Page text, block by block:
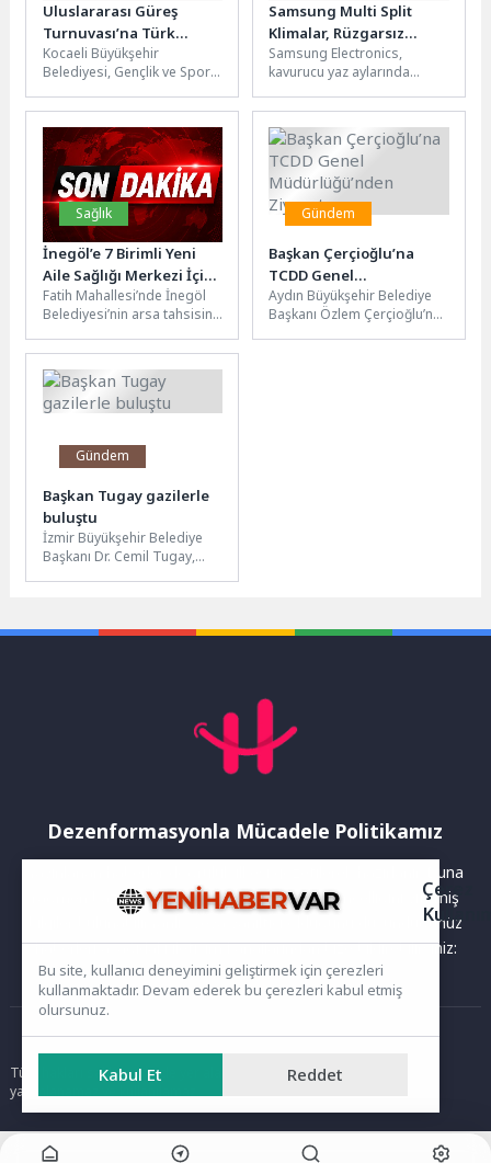
Uluslararası Güreş
Turnuvası’na Türk
sporcular damga vurdu
Kocaeli Büyükşehir
Belediyesi, Gençlik ve Spor İl
Federasyonu birlikteliğinde
ilimizde düzenlenen Hasan...
Samsung Multi Split
Klimalar, Rüzgarsız
Serinlik teknolojisiyle
tüm odaları akıllıca
serinletiyor
Samsung Electronics,
kavurucu yaz aylarında
maksimum konfor hem de
enerji tasarrufu arayanlar...
Sağlık
İnegöl’e 7 Birimli Yeni
Aile Sağlığı Merkezi İçin
Protokol İmzalandı
Fatih Mahallesi’nde İnegöl
Belediyesi’nin arsa tahsisini
hayata geçirilecek 7 Aile
Hekimliği Birimli Bilge...
Gündem
Başkan Çerçioğlu’na
TCDD Genel
Müdürlüğü’nden Ziyaret
Aydın Büyükşehir Belediye
Başkanı Özlem Çerçioğlu’nu,
Gündem
Başkan Tugay gazilerle
buluştu
İzmir Büyükşehir Belediye
Başkanı Dr. Cemil Tugay,
Dezenformasyonla Mücadele Politikamız
Yayınlanan haberler doğruluk ilkesi gözetilerek hazırlanır. Buna
rağmen bazı içeriklerde eksik, hatalı veya güncelliğini yitirmiş
bilgiler bulunabilir.Yanlış veya yanıltıcı olduğunu düşündüğünüz
haberleri aşağıdaki iletişim kanallarından bize bildirebilirsiniz:
Ana Sayfa
Tüm hakları saklıdır. Sitede yer alan içerikler izinsiz kopyalanamaz,
yayımlanamaz ve kullanılamaz.
Çerez
Bu site, kullanıcı deneyimini geliştirmek için çerezleri
kullanmaktadır. Devam ederek bu çerezleri kabul etmiş
olursunuz.
Kabul Et Reddet